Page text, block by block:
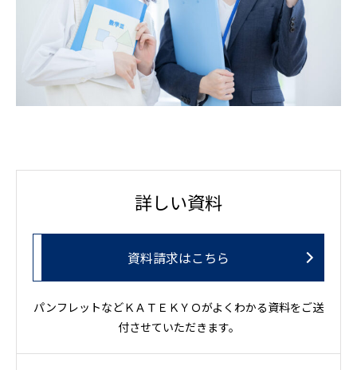
詳しい資料
資料請求はこちら
パンフレットなどＫＡＴＥＫＹＯがよくわかる資料をご送
付させていただきます。